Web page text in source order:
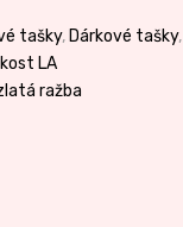
tašky, Dárkové tašky,
LA
ražba